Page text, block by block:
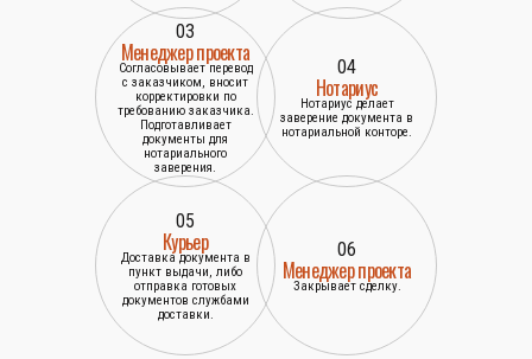
03
Менеджер проекта
Согласовывает перевод
с заказчиком, вносит
корректировки по
требованию заказчика.
Подготавливает
документы для
нотариального
заверения.
04
Нотариус
Нотариус делает
заверение документа в
нотариальной конторе.
05
Курьер
Доставка документа в
пункт выдачи, либо
отправка готовых
документов службами
доставки.
06
Менеджер проекта
Закрывает сделку.